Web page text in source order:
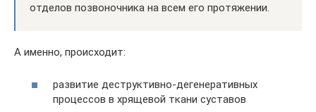
отделов позвоночника на всем его протяжении.
А именно, происходит:
развитие деструктивно-дегенеративных
процессов в хрящевой ткани суставов